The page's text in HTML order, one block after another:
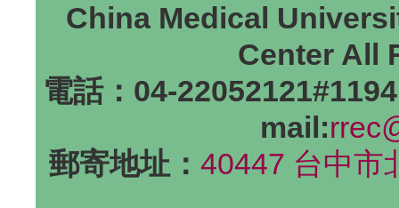
China Medical
Center All
電話：04-
mail:
郵寄地址：40447 台中市